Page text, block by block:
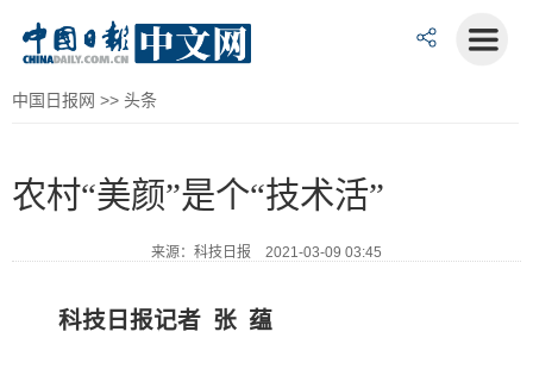
中国日报网 >> 头条
农村“美颜”是个“技术活”
来源：科技日报 2021-03-09 03:45
科技日报记者 张 蕴